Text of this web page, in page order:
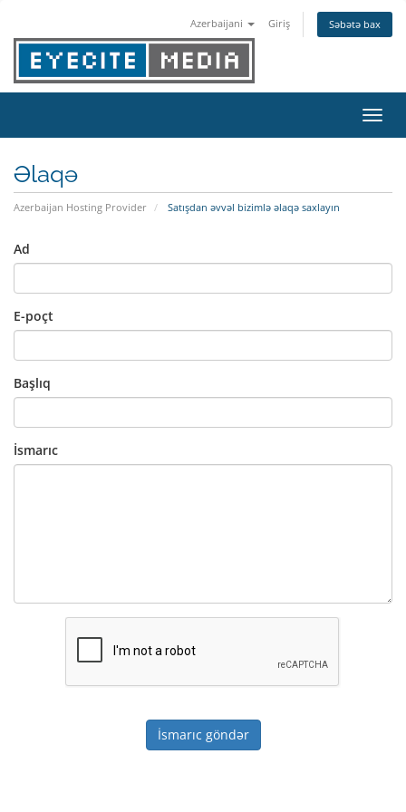
Azerbaijani Giriş Səbətə bax
Əlaqə
Azerbaijan Hosting Provider Satışdan əvvəl bizimlə əlaqə saxlayın
Ad
E-poçt
Başlıq
İsmarıc
İsmarıc göndər